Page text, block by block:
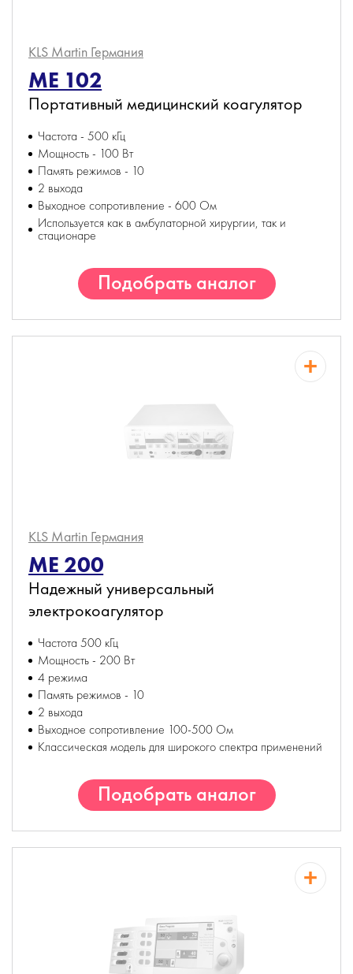
KLS Martin Германия
ME 102
Портативный медицинский коагулятор
Частота - 500 кГц
Мощность - 100 Вт
Память режимов - 10
2 выхода
Выходное сопротивление - 600 Ом
Используется как в амбулаторной хирургии, так и
стационаре
Подобрать аналог
KLS Martin Германия
ME 200
Надежный универсальный
электрокоагулятор
Частота 500 кГц
Мощность - 200 Вт
4 режима
Память режимов - 10
2 выхода
Выходное сопротивление 100-500 Ом
Классическая модель для широкого спектра применений
Подобрать аналог